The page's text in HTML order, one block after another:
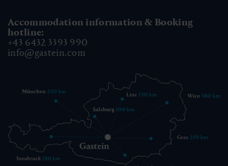
Accommodation information & Booking
hotline:
+43 6432 3393 990
info@gastein.com